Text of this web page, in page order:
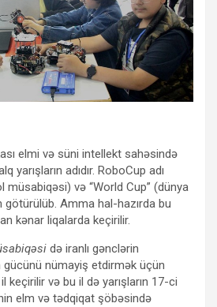
elmi və süni intellekt sahəsində
yarışların adıdır. RoboCup adı
müsabiqəsi) və “World Cup” (dünya
götürülüb. Amma hal-hazırda bu
kənar liqalarda keçirilir.
də iranlı gənclərin
gücünü nümayiş etdirmək üçün
keçirilir və bu il də yarışların 17-ci
elm və tədqiqat şöbəsində